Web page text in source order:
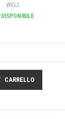
WELL
DISPONIBILE
CARRELLO